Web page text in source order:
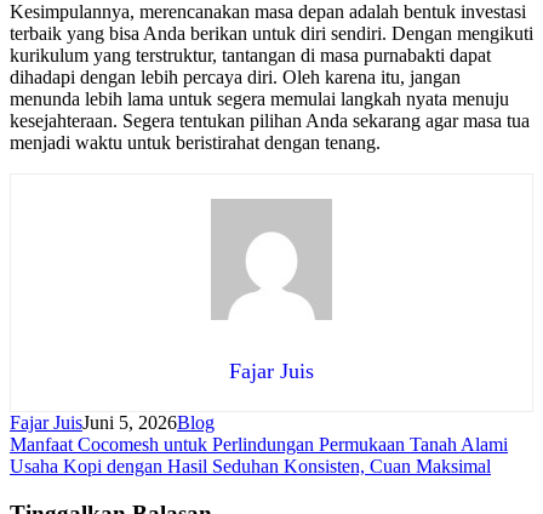
Kesimpulannya, merencanakan masa depan adalah bentuk investasi
terbaik yang bisa Anda berikan untuk diri sendiri. Dengan mengikuti
kurikulum yang terstruktur, tantangan di masa purnabakti dapat
dihadapi dengan lebih percaya diri. Oleh karena itu, jangan
menunda lebih lama untuk segera memulai langkah nyata menuju
kesejahteraan. Segera tentukan pilihan Anda sekarang agar masa tua
menjadi waktu untuk beristirahat dengan tenang.
Fajar Juis
Fajar JuisJuni 5, 2026Blog
Navigasi
pos
Manfaat Cocomesh untuk Perlindungan Permukaan Tanah Alami
Usaha Kopi dengan Hasil Seduhan Konsisten, Cuan Maksimal